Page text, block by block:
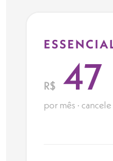
R$ 47
por mês ·